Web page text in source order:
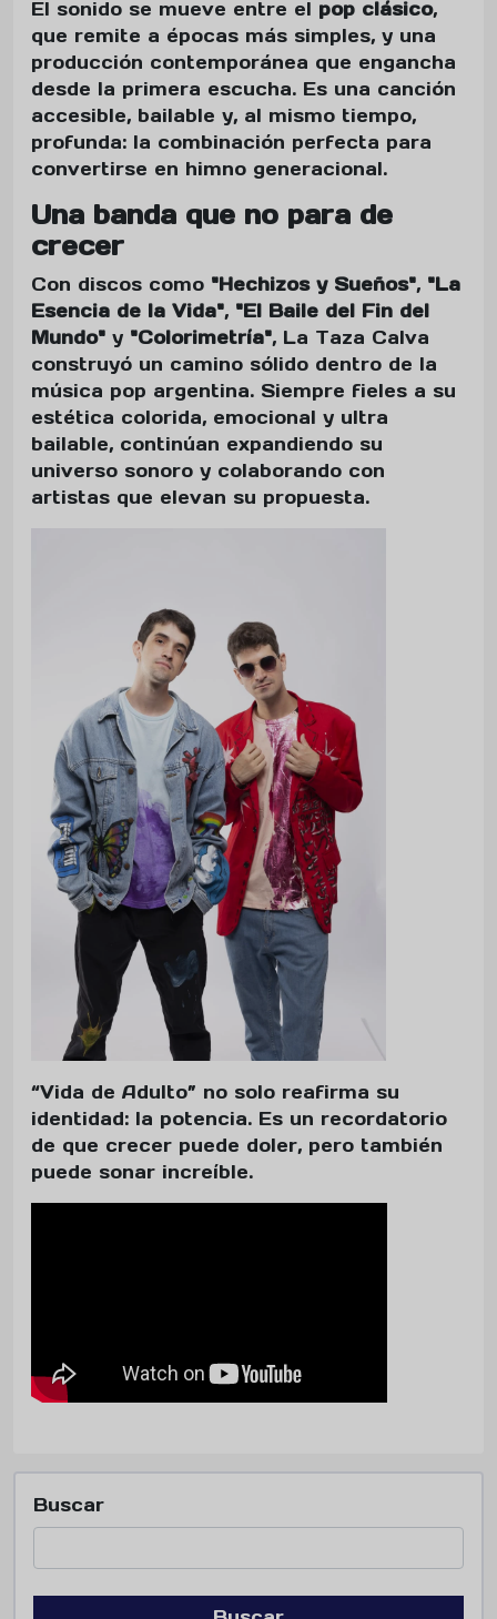
El sonido se mueve entre el pop clásico,
que remite a épocas más simples, y una
producción contemporánea que engancha
desde la primera escucha. Es una canción
accesible, bailable y, al mismo tiempo,
profunda: la combinación perfecta para
convertirse en himno generacional.
Una banda que no para de
crecer
Con discos como "Hechizos y Sueños", "La
Esencia de la Vida", "El Baile del Fin del
Mundo" y "Colorimetría", La Taza Calva
construyó un camino sólido dentro de la
música pop argentina. Siempre fieles a su
estética colorida, emocional y ultra
bailable, continúan expandiendo su
universo sonoro y colaborando con
artistas que elevan su propuesta.
“Vida de Adulto” no solo reafirma su
identidad: la potencia. Es un recordatorio
de que crecer puede doler, pero también
puede sonar increíble.
Buscar